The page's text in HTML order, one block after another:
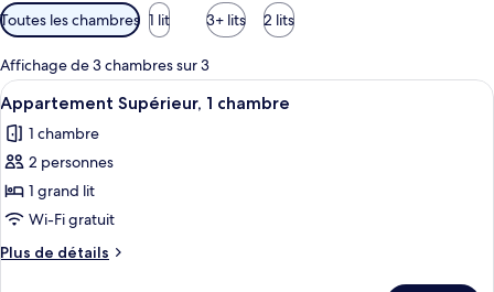
Filtres
disponibles
pour
les
chambres
Toutes les chambres 1 lit 3+ lits 2 lits
Affichage de 3 chambres sur 3
Afficher
toutes
les
photos
pour
ce
type
de
Une chambre à coucher avec un lit
6
Appartement Supérieur, 1 chambre
1 chambre
2 personnes
1 grand lit
Wi-Fi gratuit
Plus de détails
Plus